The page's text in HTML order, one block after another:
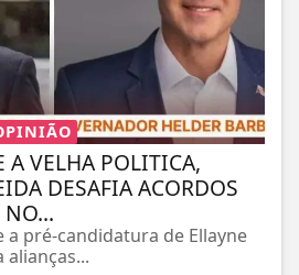
A VELHA POLITICA,
DESAFIA ACORDOS
NO...
pré-candidatura de Ellayne